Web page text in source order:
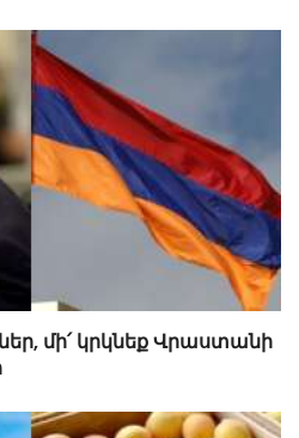
մի՛ կրկնեք Վրաստանի